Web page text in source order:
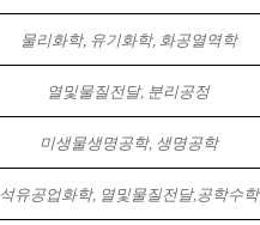
물리화학, 유기화학, 화공열역학
열및물질전달, 분리공정
미생물생명공학, 생명공학
석유공업화학, 열및물질전달,공학수학